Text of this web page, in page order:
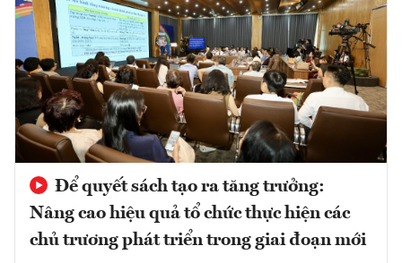
Để quyết sách tạo ra tăng trưởng:
Nâng cao hiệu quả tổ chức thực hiện các
chủ trương phát triển trong giai đoạn mới